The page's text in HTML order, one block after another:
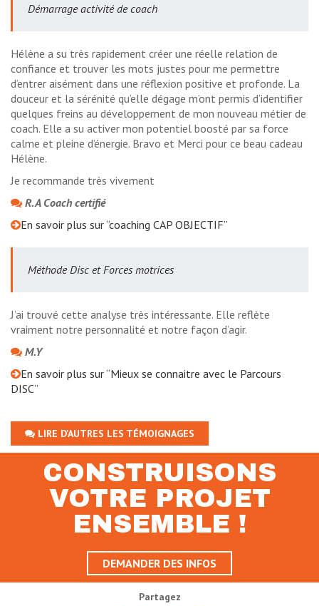
Démarrage activité de coach
Hélène a su très rapidement créer une réelle relation de
confiance et trouver les mots justes pour me permettre
d’entrer aisément dans une réflexion positive et profonde. La
douceur et la sérénité qu’elle dégage m’ont permis d’identifier
quelques freins au développement de mon nouveau métier de
coach. Elle a su activer mon potentiel boosté par sa force
calme et pleine d’énergie. Bravo et Merci pour ce beau cadeau
Hélène.
Je recommande très vivement
R. A Coach certifié
En savoir plus sur “coaching CAP OBJECTIF”
Méthode Disc et Forces motrices
J’ai trouvé cette analyse très intéressante. Elle reflète
vraiment notre personnalité et notre façon d’agir.
M.Y
En savoir plus sur “Mieux se connaitre avec le Parcours
DISC”
LIRE D'AUTRES LES TÉMOIGNAGES
CONSTRUISONS
VOTRE PROJET
ENSEMBLE !
DEMANDER DES INFOS
Partagez